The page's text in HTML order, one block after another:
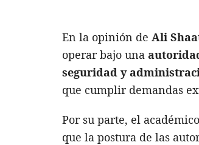
En la opinión de Ali
operar bajo una
seguridad y
que cumplir demandas
Por su parte, el
que la postura de las